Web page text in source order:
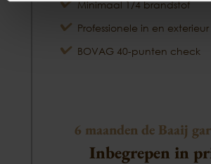
Minimaal 1/4 brandstof
Professionele in en
BOVAG 40-punten check
6 maanden de Baaij
Inbegrepen in